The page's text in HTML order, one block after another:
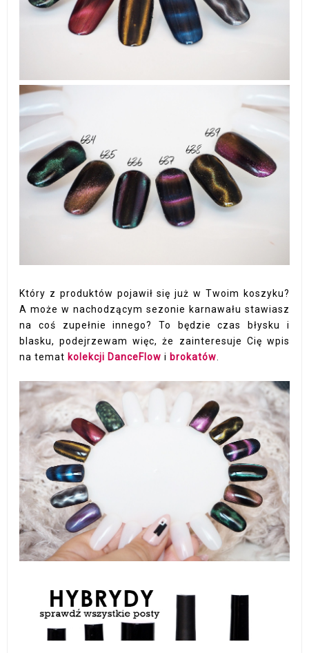
Który z produktów pojawił się już w Twoim koszyku?
A może w nachodzącym sezonie karnawału stawiasz
na coś zupełnie innego? To będzie czas błysku i
blasku, podejrzewam więc, że zainteresuje Cię wpis
na temat kolekcji DanceFlow i brokatów